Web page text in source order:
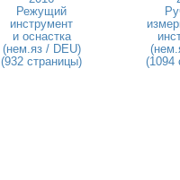
Режущий
инструмент
и оснастка
(нем.яз / DEU)
(932 страницы)
(1094